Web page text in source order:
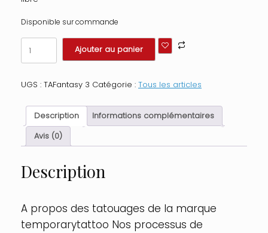
Disponible sur commande
quantité
de
Tatouage
-
de
tattoos
Couleur
Violet
Ajouter au panier
UGS : TAFantasy 3 Catégorie : Tous les articles
Description
Informations complémentaires
Avis (0)
Description
A propos des tatouages de la marque
temporarytattoo Nos processus de